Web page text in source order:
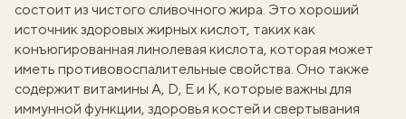
состоит из чистого сливочного жира. Это хороший
источник здоровых жирных кислот, таких как
конъюгированная линолевая кислота, которая может
иметь противовоспалительные свойства. Оно также
содержит витамины A, D, E и K, которые важны для
иммунной функции, здоровья костей и свертывания